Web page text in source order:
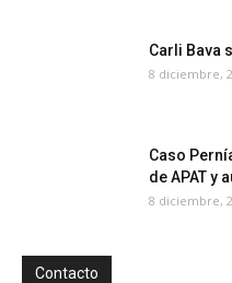
Carli Bava
8 diciembre,
Caso
de APAT y
8 diciembre,
Contacto